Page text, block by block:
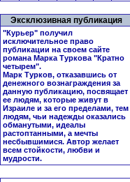
Эксклюзивная публикация
"Курьер" получил
исключительное право
публикации на своем сайте
романа Марка Туркова "Кратно
четырем".
Марк Турков, отказавшись от
денежного вознаграждения за
данную публикацию, посвящает
ее людям, которые живут в
Израиле и за его пределами, тем
людям, чьи надежды оказались
обманутыми, идеалы
растоптанными, а мечты
несбывшимися. Автор желает
всем стойкости, любви и
мудрости.